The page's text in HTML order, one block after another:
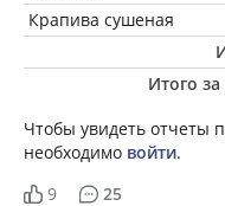
Крапива сушеная
Итого
Чтобы увидеть отчеты
необходимо войти.
9
25